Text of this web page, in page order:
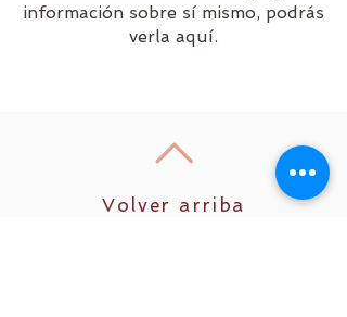
información sobre sí mismo, podrás
verla aquí.
Volver arriba